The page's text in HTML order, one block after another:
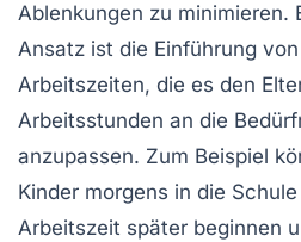
Ablenkungen zu minimieren.
Ansatz ist die Einführung von
Arbeitszeiten, die es den
Arbeitsstunden an die
anzupassen. Zum Beispiel
Kinder morgens in die
Arbeitszeit später beginnen